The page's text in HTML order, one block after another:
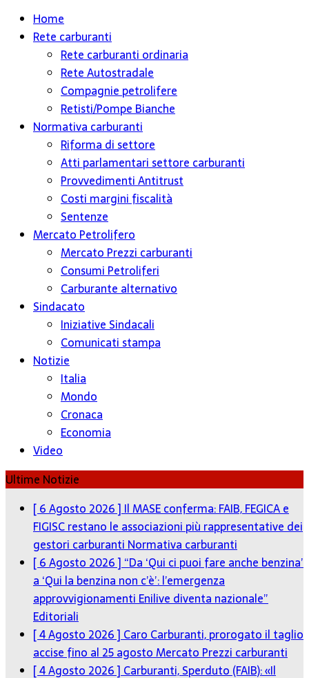
Home
Rete carburanti
Rete carburanti ordinaria
Rete Autostradale
Compagnie petrolifere
Retisti/Pompe Bianche
Normativa carburanti
Riforma di settore
Atti parlamentari settore carburanti
Provvedimenti Antitrust
Costi margini fiscalità
Sentenze
Mercato Petrolifero
Mercato Prezzi carburanti
Consumi Petroliferi
Carburante alternativo
Sindacato
Iniziative Sindacali
Comunicati stampa
Notizie
Italia
Mondo
Cronaca
Economia
Video
Ultime Notizie
[ 6 Agosto 2026 ]Il MASE conferma: FAIB, FEGICA e
FIGISC restano le associazioni più rappresentative dei
gestori carburantiNormativa carburanti
[ 6 Agosto 2026 ]“Da ‘Qui ci puoi fare anche benzina’
a ‘Qui la benzina non c’è’: l’emergenza
approvvigionamenti Enilive diventa nazionale”
Editoriali
[ 4 Agosto 2026 ]Caro Carburanti, prorogato il taglio
accise fino al 25 agostoMercato Prezzi carburanti
[ 4 Agosto 2026 ]Carburanti, Sperduto (FAIB): «Il